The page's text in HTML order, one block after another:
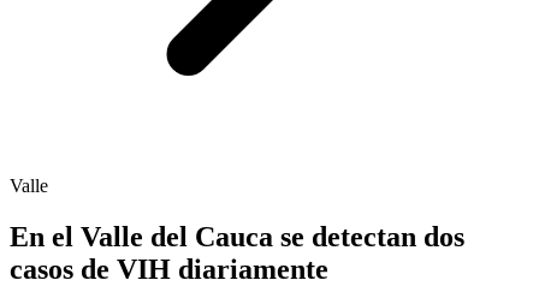
Valle
En el Valle del Cauca se detectan dos
casos de VIH diariamente